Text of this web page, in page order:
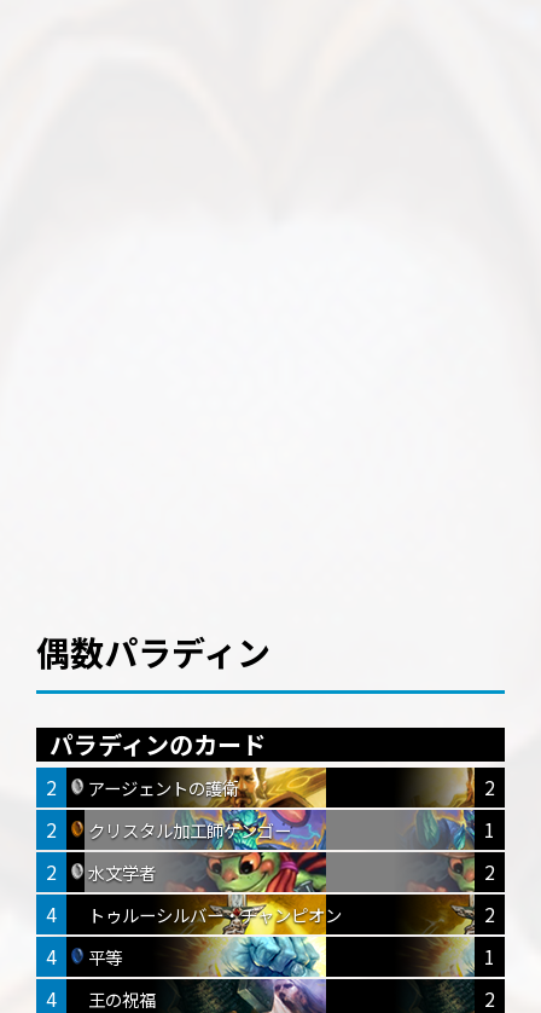
偶数パラディン
パラディンのカード
2 アージェントの護衛
2
2
クリスタル加工師ケンゴー
1
2
水文学者
2
4
トゥルーシルバー・チャンピオン
2
4
平等
1
4
王の祝福 2